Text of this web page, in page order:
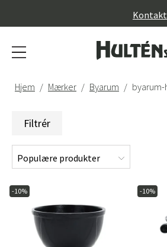
Kontakt
Hjem Mærker Byarum
Filtrér
-10% -10%